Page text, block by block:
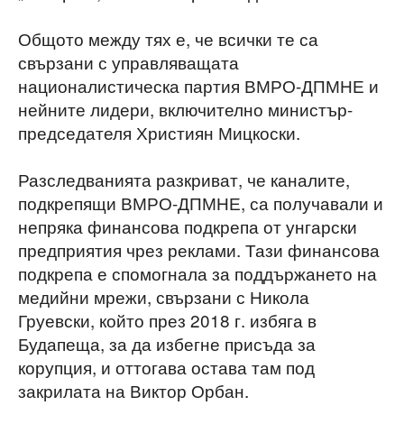
Общото между тях е, че всички те са
свързани с управляващата
националистическа партия ВМРО-ДПМНЕ и
нейните лидери, включително министър-
председателя Християн Мицкоски.
Разследванията разкриват, че каналите,
подкрепящи ВМРО-ДПМНЕ, са получавали и
непряка финансова подкрепа от унгарски
предприятия чрез реклами. Тази финансова
подкрепа е спомогнала за поддържането на
медийни мрежи, свързани с Никола
Груевски, който през 2018 г. избяга в
Будапеща, за да избегне присъда за
корупция, и оттогава остава там под
закрилата на Виктор Орбан.